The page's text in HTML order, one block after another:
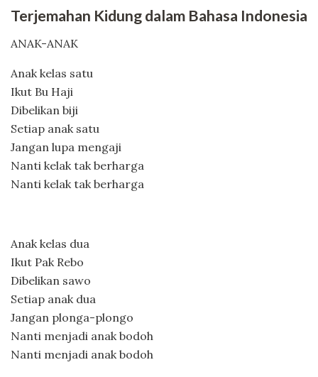
Terjemahan Kidung dalam Bahasa Indonesia
ANAK-ANAK
Anak kelas satu
Ikut Bu Haji
Dibelikan biji
Setiap anak satu
Jangan lupa mengaji
Nanti kelak tak berharga
Nanti kelak tak berharga
Anak kelas dua
Ikut Pak Rebo
Dibelikan sawo
Setiap anak dua
Jangan plonga-plongo
Nanti menjadi anak bodoh
Nanti menjadi anak bodoh